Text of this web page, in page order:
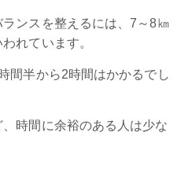
ンスを整えるには、7～8㎞
れています。
間半から2時間はかかるでし
時間に余裕のある人は少な